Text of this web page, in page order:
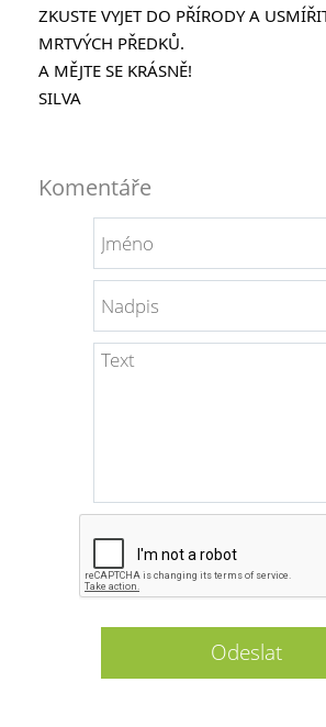
ZKUSTE VYJET DO PŘÍRODY A
MRTVÝCH PŘEDKŮ.
A MĚJTE SE KRÁSNĚ!
SILVA
Komentáře